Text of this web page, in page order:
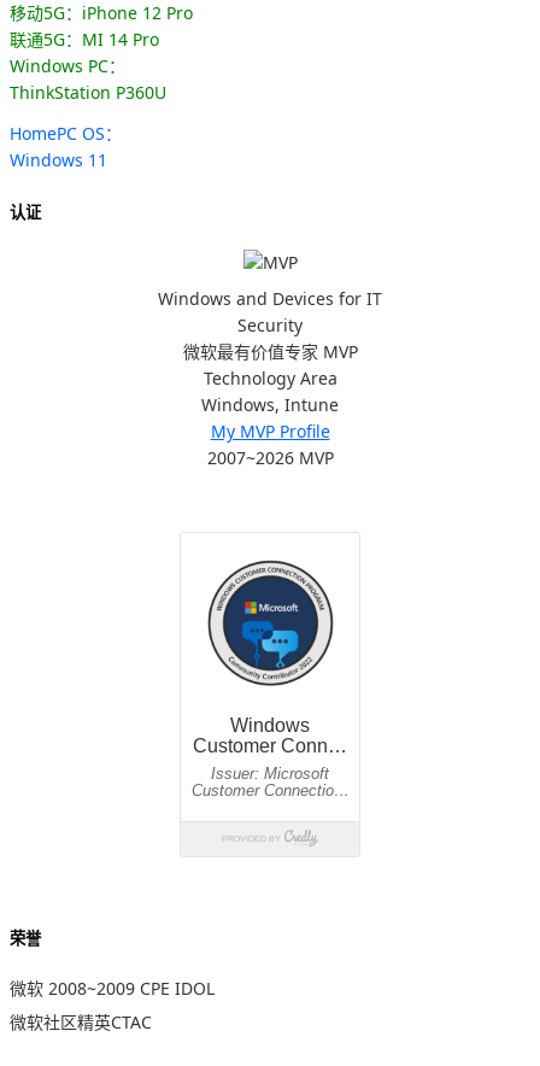
移动5G：iPhone 12 Pro
联通5G：MI 14 Pro
Windows PC：
ThinkStation P360U
HomePC OS：
Windows 11
认证
Windows and Devices for IT
Security
微软最有价值专家 MVP
Technology Area
Windows, Intune
My MVP Profile
2007~2026 MVP
荣誉
微软 2008~2009 CPE IDOL
微软社区精英CTAC